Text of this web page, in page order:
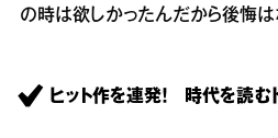
の時は欲しかったんだから後悔はな
ヒット作を連発！ 時代を読む